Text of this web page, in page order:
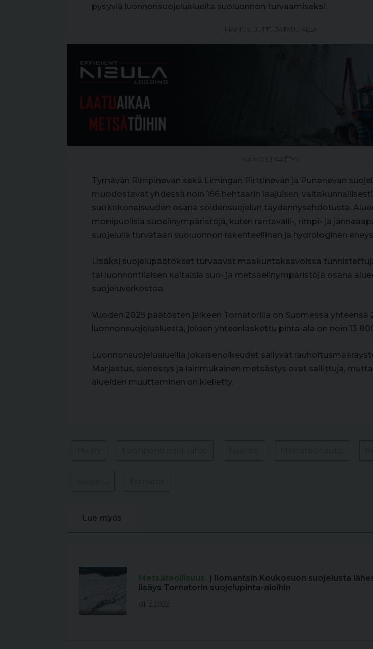
pysyviä luonnonsuojelualueita suoluonnon turvaamiseksi.
Tyrnävän Rimpinevan sekä Limingan Pirttinevan ja Punanevan
muodostavat yhdessä noin 166 hehtaarin laajuisen,
suokokonaisuuden osana soidensuojelun täydennysehdotusta.
monipuolisia suoelinympäristöjä, kuten rantavalli-, rimpi- ja
suojelulla turvataan suoluonnon rakenteellinen ja hydrologinen
Lisäksi suojelupäätökset turvaavat maakuntakaavoissa
tai luonnontilaisen kaltaisia suo- ja metsäelinympäristöjä osana
suojeluverkostoa.
Vuoden 2025 päätösten jälkeen Tornatorilla on Suomessa yhteensä
luonnonsuojelualuetta, joiden yhteenlaskettu pinta-ala on noin 13
Luonnonsuojelualueilla jokaisenoikeudet säilyvät
Marjastus, sienestys ja lainmukainen metsästys ovat sallittuja,
alueiden muuttaminen on kielletty.
Lue myös
Metsäteollisuus | Ilomantsin Koukosuon suojelusta
lisäys Tornatorin suojelupinta-aloihin
01.12.2022